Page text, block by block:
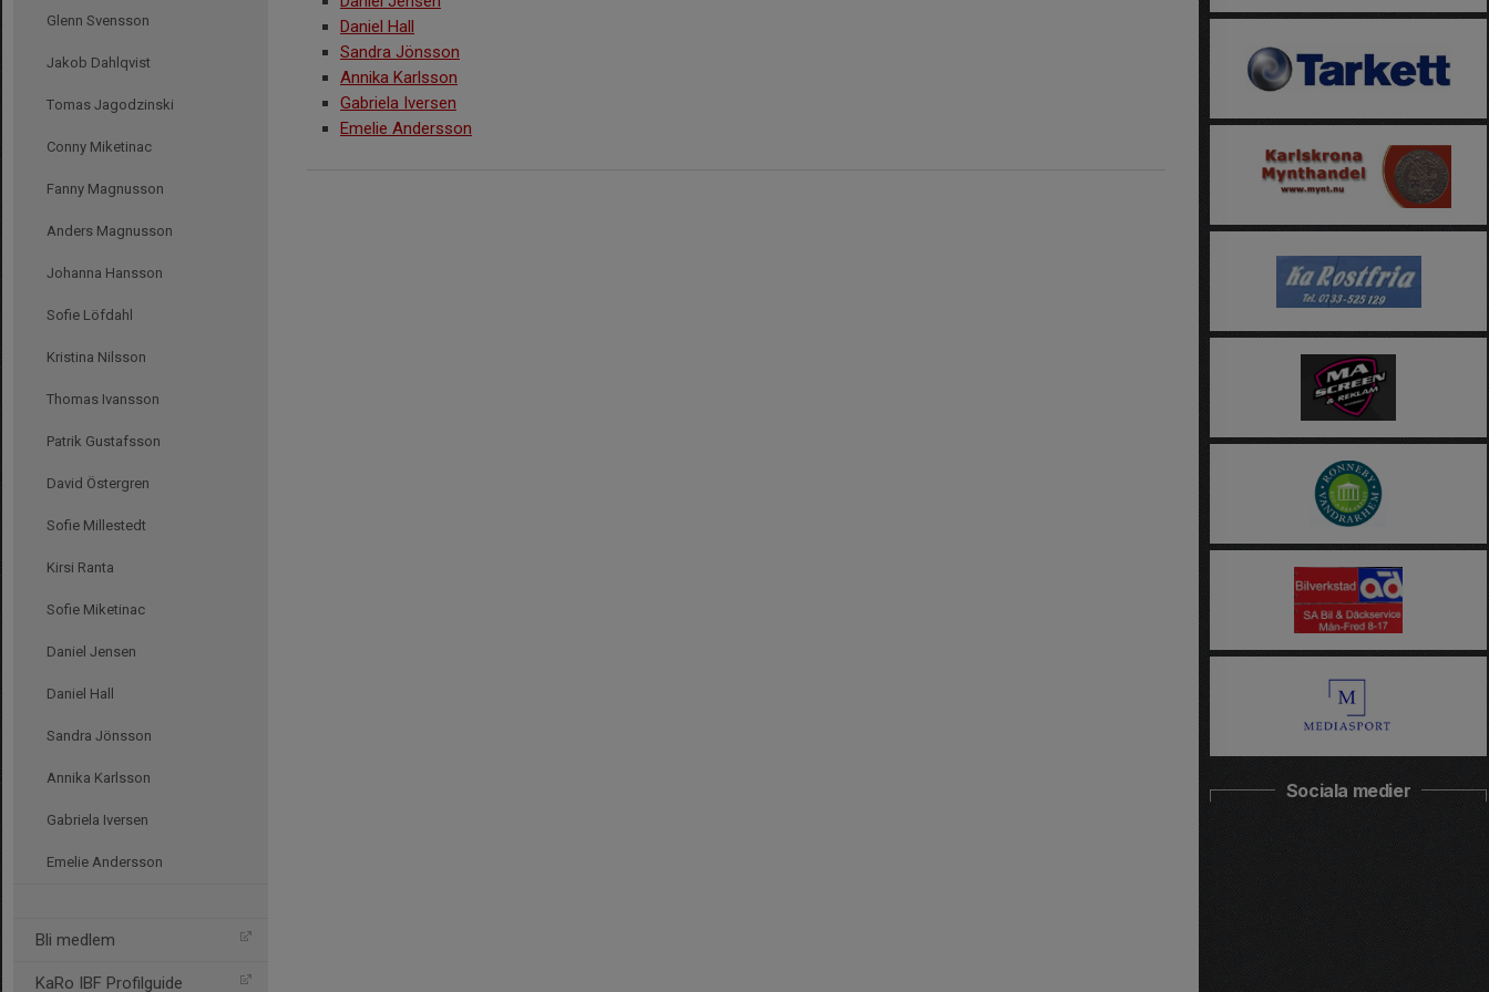
Glenn Svensson
Jakob Dahlqvist
Tomas Jagodzinski
Conny Miketinac
Fanny Magnusson
Anders Magnusson
Johanna Hansson
Sofie Löfdahl
Kristina Nilsson
Thomas Ivansson
Patrik Gustafsson
David Östergren
Sofie Millestedt
Kirsi Ranta
Sofie Miketinac
Daniel Jensen
Daniel Hall
Sandra Jönsson
Annika Karlsson
Gabriela Iversen
Emelie Andersson
Bli medlem
KaRo IBF Profilguide
Daniel Hall
Sandra Jönsson
Annika Karlsson
Gabriela Iversen
Emelie Andersson
Sociala medier